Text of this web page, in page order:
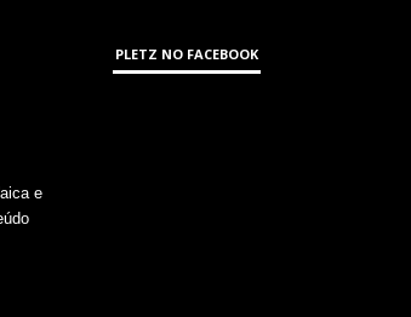
e
PLETZ NO FACEBOOK